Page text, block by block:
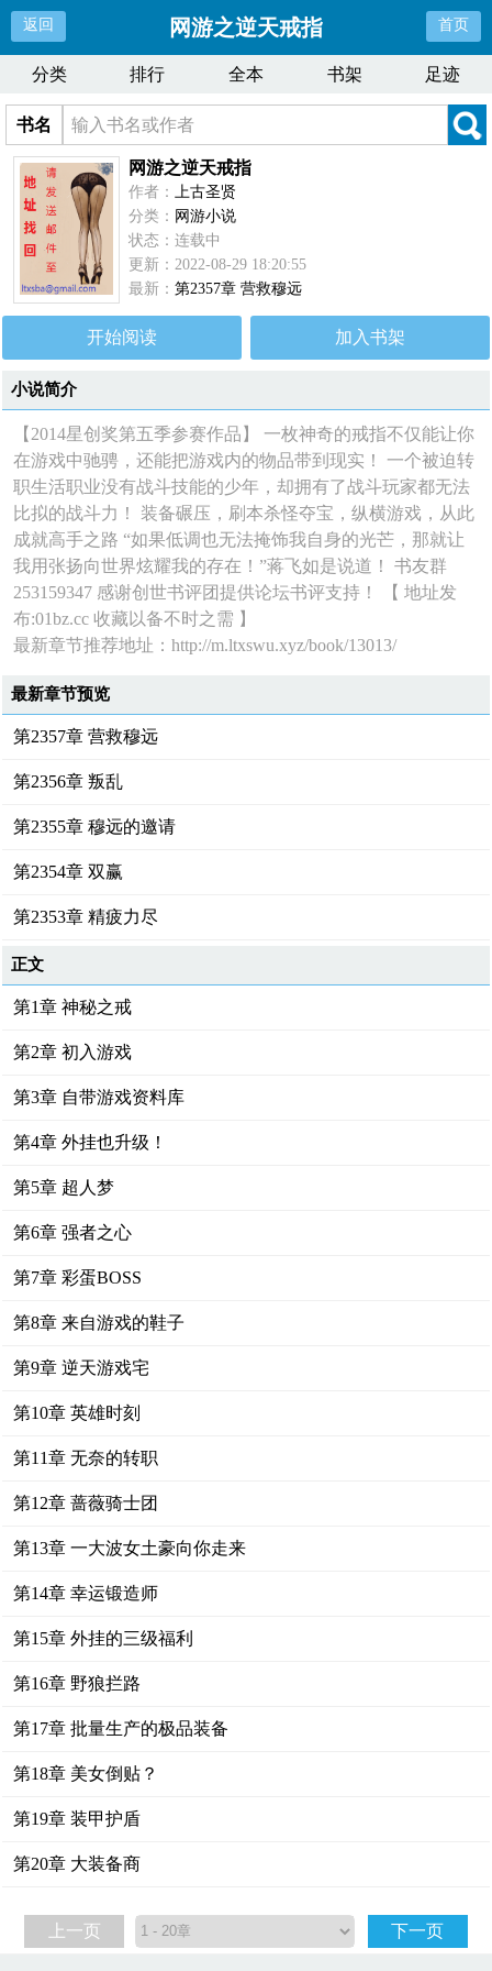
返回 网游之逆天戒指 首页
分类 排行 全本 书架 足迹
书名
网游之逆天戒指
作者：上古圣贤
分类： 网游小说
状态：连载中
更新：2022-08-29 18:20:55
最新：第2357章 营救穆远
开始阅读 加入书架
小说简介
【2014星创奖第五季参赛作品】 一枚神奇的戒指不仅能让你
在游戏中驰骋，还能把游戏内的物品带到现实！ 一个被迫转
职生活职业没有战斗技能的少年，却拥有了战斗玩家都无法
比拟的战斗力！ 装备碾压，刷本杀怪夺宝，纵横游戏，从此
成就高手之路 “如果低调也无法掩饰我自身的光芒，那就让
我用张扬向世界炫耀我的存在！”蒋飞如是说道！ 书友群
253159347 感谢创世书评团提供论坛书评支持！ 【 地址发
布:01bz.cc 收藏以备不时之需 】
最新章节推荐地址：http://m.ltxswu.xyz/book/13013/
最新章节预览
第2357章 营救穆远
第2356章 叛乱
第2355章 穆远的邀请
第2354章 双赢
第2353章 精疲力尽
正文
第1章 神秘之戒
第2章 初入游戏
第3章 自带游戏资料库
第4章 外挂也升级！
第5章 超人梦
第6章 强者之心
第7章 彩蛋BOSS
第8章 来自游戏的鞋子
第9章 逆天游戏宅
第10章 英雄时刻
第11章 无奈的转职
第12章 蔷薇骑士团
第13章 一大波女土豪向你走来
第14章 幸运锻造师
第15章 外挂的三级福利
第16章 野狼拦路
第17章 批量生产的极品装备
第18章 美女倒贴？
第19章 装甲护盾
第20章 大装备商
上一页 下一页